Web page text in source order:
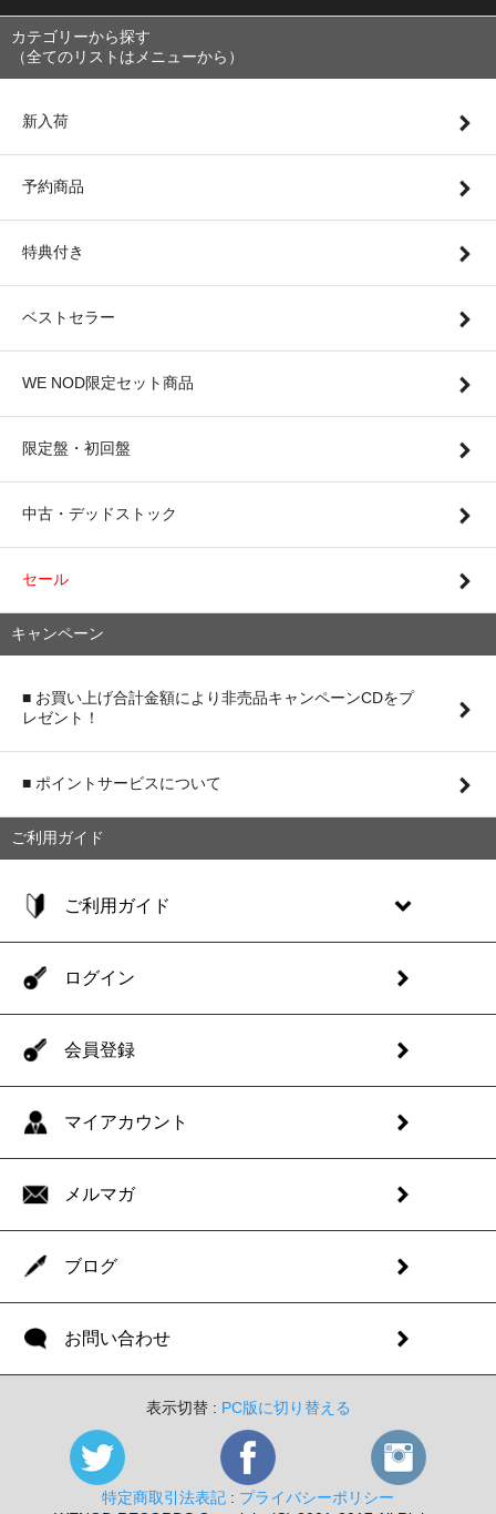
カテゴリーから探す
（全てのリストはメニューから）
新入荷
予約商品
特典付き
ベストセラー
WE NOD限定セット商品
限定盤・初回盤
中古・デッドストック
セール
キャンペーン
■ お買い上げ合計金額により非売品キャンペーンCDをプ
レゼント！
■ ポイントサービスについて
ご利用ガイド
ご利用ガイド
ログイン
会員登録
マイアカウント
メルマガ
ブログ
お問い合わせ
表示切替 : PC版に切り替える
特定商取引法表記 : プライバシーポリシー